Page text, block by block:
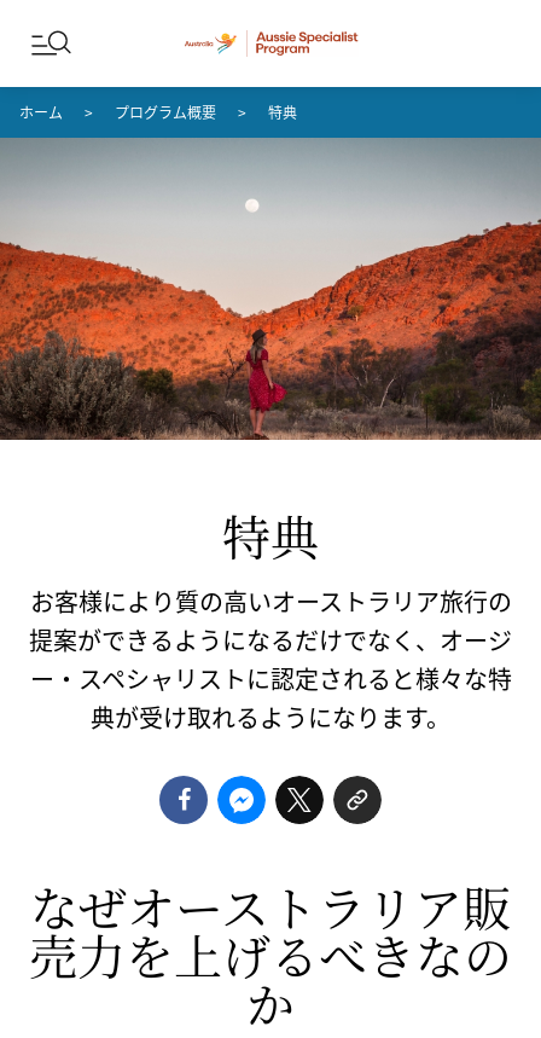
コンテンツへスキップ
フッターナビゲーションへスキップ
ホーム プログラム概要 特典
特典
お客様により質の高いオーストラリア旅行の
提案ができるようになるだけでなく、オージ
ー・スペシャリストに認定されると様々な特
典が受け取れるようになります。
なぜオーストラリア販
売力を上げるべきなの
か